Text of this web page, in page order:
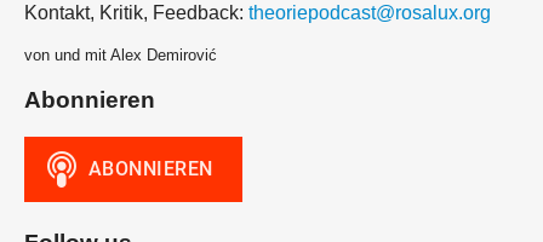
Kontakt, Kritik, Feedback: theoriepodcast@rosalux.org
von und mit Alex Demirović
Abonnieren